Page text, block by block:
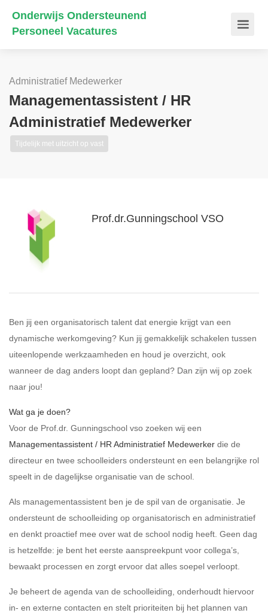
Onderwijs Ondersteunend
Personeel Vacatures
Administratief Medewerker
Managementassistent / HR
Administratief Medewerker
Tijdelijk met uitzicht op vast
Prof.dr.Gunningschool VSO
Ben jij een organisatorisch talent dat energie krijgt van een
dynamische werkomgeving? Kun jij gemakkelijk schakelen tussen
uiteenlopende werkzaamheden en houd je overzicht, ook
wanneer de dag anders loopt dan gepland? Dan zijn wij op zoek
naar jou!
Wat ga je doen?
Voor de Prof.dr. Gunningschool vso zoeken wij een
Managementassistent / HR Administratief Medewerker die de
directeur en twee schoolleiders ondersteunt en een belangrijke rol
speelt in de dagelijkse organisatie van de school.
Als managementassistent ben je de spil van de organisatie. Je
ondersteunt de schoolleiding op organisatorisch en administratief
en denkt proactief mee over wat de school nodig heeft. Geen dag
is hetzelfde: je bent het eerste aanspreekpunt voor collega’s,
bewaakt processen en zorgt ervoor dat alles soepel verloopt.
Je beheert de agenda van de schoolleiding, onderhoudt hiervoor
in- en externe contacten en stelt prioriteiten bij het plannen van